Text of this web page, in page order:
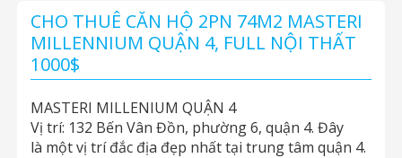
CHO THUÊ CĂN HỘ 2PN 74M2 MASTERI
MILLENNIUM QUẬN 4, FULL NỘI THẤT
1000$
MASTERI MILLENIUM QUẬN 4
Vị trí: 132 Bến Vân Đồn, phường 6, quận 4. Đây
là một vị trí đắc địa đẹp nhất tại trung tâm quận 4.